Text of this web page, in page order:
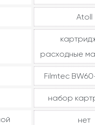
Atoll
расходные
Filmtec
набор
нет